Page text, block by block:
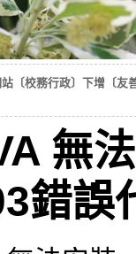
〔校務行政〕下增〔友
無
錯誤